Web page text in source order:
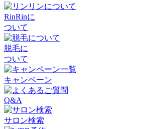
RinRinに
ついて
脱毛に
ついて
キャンペーン
Q&A
サロン検索